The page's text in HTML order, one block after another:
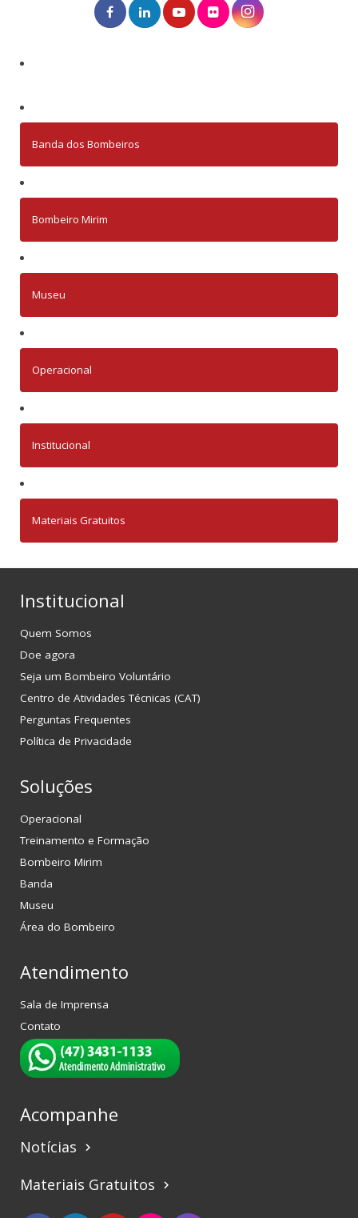
Banda dos Bombeiros
Bombeiro Mirim
Museu
Operacional
Institucional
Materiais Gratuitos
Institucional
Quem Somos
Doe agora
Seja um Bombeiro Voluntário
Centro de Atividades Técnicas (CAT)
Perguntas Frequentes
Política de Privacidade
Soluções
Operacional
Treinamento e Formação
Bombeiro Mirim
Banda
Museu
Área do Bombeiro
Atendimento
Sala de Imprensa
Contato
Acompanhe
Notícias keyboard_arrow_right
Materiais Gratuitos keyboard_arrow_right